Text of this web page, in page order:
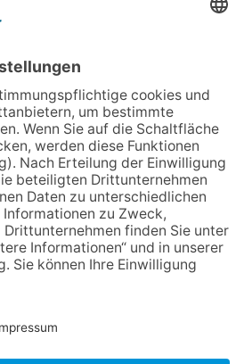
auf
für Friedrichsdorf?
Zweisprachige Lesung im 7.
Himmel: Vom Geschenk zum
60. Geburtstag zur Autoren-
Karriere
FREIE WÄHLER Bad
Homburg starten
Bürgerumfrage für Berliner
Siedlung und
Gartenfeldsiedlung
NACH OBEN